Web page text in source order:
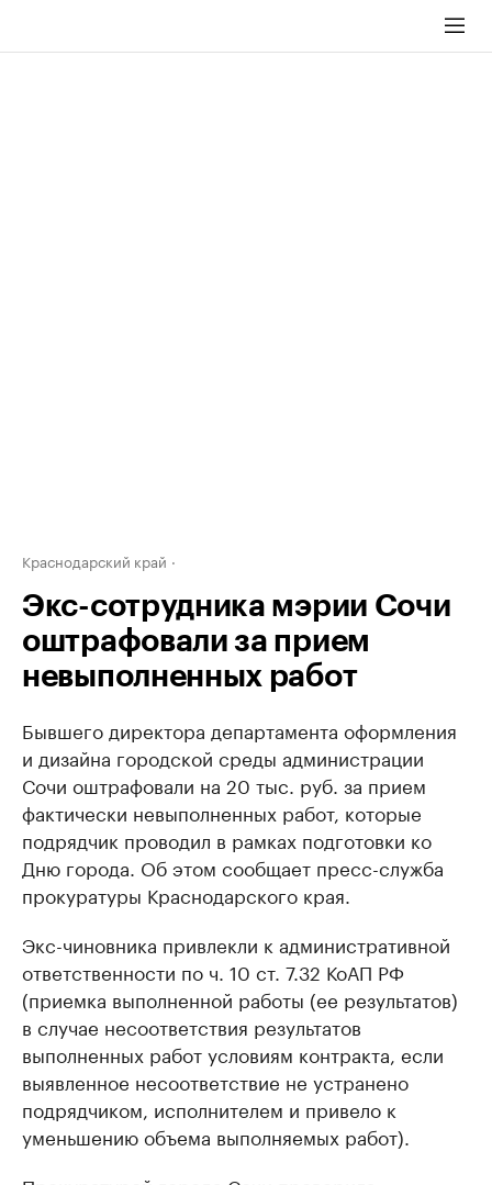
Краснодарский край
Экс-сотрудника мэрии Сочи
оштрафовали за прием
невыполненных работ
Бывшего директора департамента оформления
и дизайна городской среды администрации
Сочи оштрафовали на 20 тыс. руб. за прием
фактически невыполненных работ, которые
подрядчик проводил в рамках подготовки ко
Дню города. Об этом сообщает пресс-служба
прокуратуры Краснодарского края.
Экс-чиновника привлекли к административной
ответственности по ч. 10 ст. 7.32 КоАП РФ
(приемка выполненной работы (ее результатов)
в случае несоответствия результатов
выполненных работ условиям контракта, если
выявленное несоответствие не устранено
подрядчиком, исполнителем и привело к
уменьшению объема выполняемых работ).